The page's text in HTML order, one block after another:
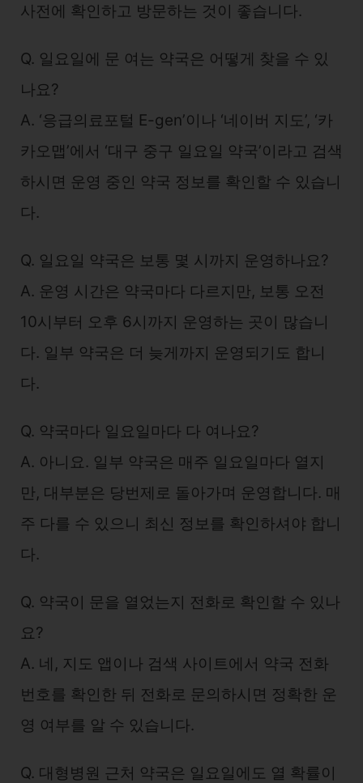
사전에 확인하고 방문하는 것이 좋습니다.
Q. 일요일에 문 여는 약국은 어떻게 찾을 수 있
나요?
A. ‘응급의료포털 E-gen’이나 ‘네이버 지도’, ‘카
카오맵’에서 ‘대구 중구 일요일 약국’이라고 검색
하시면 운영 중인 약국 정보를 확인할 수 있습니
다.
Q. 일요일 약국은 보통 몇 시까지 운영하나요?
A. 운영 시간은 약국마다 다르지만, 보통 오전
10시부터 오후 6시까지 운영하는 곳이 많습니
다. 일부 약국은 더 늦게까지 운영되기도 합니
다.
Q. 약국마다 일요일마다 다 여나요?
A. 아니요. 일부 약국은 매주 일요일마다 열지
만, 대부분은 당번제로 돌아가며 운영합니다. 매
주 다를 수 있으니 최신 정보를 확인하셔야 합니
다.
Q. 약국이 문을 열었는지 전화로 확인할 수 있나
요?
A. 네, 지도 앱이나 검색 사이트에서 약국 전화
번호를 확인한 뒤 전화로 문의하시면 정확한 운
영 여부를 알 수 있습니다.
Q. 대형병원 근처 약국은 일요일에도 열 확률이